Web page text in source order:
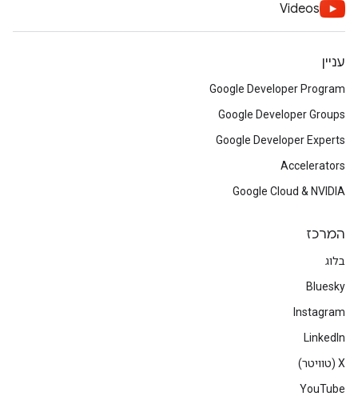
Videos
עניין
Google Developer Program
Google Developer Groups
Google Developer Experts
Accelerators
Google Cloud & NVIDIA
המרכז
בלוג
Bluesky
Instagram
LinkedIn
‫X (טוויטר)
YouTube